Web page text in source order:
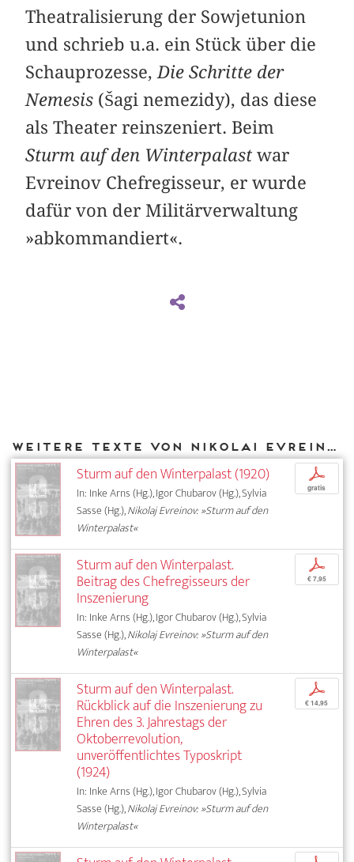
Theatralisierung der Sowjetunion
und schrieb u.a. ein Stück über die
Schauprozesse, Die Schritte der
Nemesis (Šagi nemezidy), das diese
als Theater reinszeniert. Beim
Sturm auf den Winterpalastwar
Evreinov Chefregisseur, er wurde
dafür von der Militärverwaltung
»abkommandiert«.
Weitere Texte von Nikolai Evreinov bei DIAPHANES
Sturm auf den Winterpalast (1920)
In: Inke Arns (Hg.), Igor Chubarov (Hg.), Sylvia
Sasse (Hg.),Nikolaj Evreinov: »Sturm auf den
Winterpalast«
p
gratis
Sturm auf den Winterpalast.
Beitrag des Chefregisseurs der
Inszenierung
In: Inke Arns (Hg.), Igor Chubarov (Hg.), Sylvia
Sasse (Hg.),Nikolaj Evreinov: »Sturm auf den
Winterpalast«
p
€ 7,95
Sturm auf den Winterpalast.
Rückblick auf die Inszenierung zu
Ehren des 3. Jahrestags der
Oktoberrevolution,
unveröffentlichtes Typoskript
(1924)
In: Inke Arns (Hg.), Igor Chubarov (Hg.), Sylvia
Sasse (Hg.),Nikolaj Evreinov: »Sturm auf den
Winterpalast«
p
€ 14,95